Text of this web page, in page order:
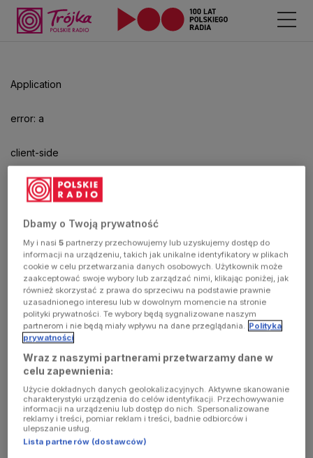
Application
error: a
client-side
exception
has
occurred
(see the
browser
console for
more
information)
Dbamy o Twoją prywatność
My i nasi5 partnerzy przechowujemy lub uzyskujemy dostęp do
informacji na urządzeniu, takich jak unikalne identyfikatory w plikach
cookie w celu przetwarzania danych osobowych. Użytkownik może
zaakceptować swoje wybory lub zarządzać nimi, klikając poniżej, jak
również skorzystać z prawa do sprzeciwu na podstawie prawnie
uzasadnionego interesu lub w dowolnym momencie na stronie
polityki prywatności. Te wybory będą sygnalizowane naszym
partnerom i nie będą miały wpływu na dane przeglądania. Polityka
prywatności
Wraz z naszymi partnerami przetwarzamy dane w
celu zapewnienia:
Użycie dokładnych danych geolokalizacyjnych. Aktywne skanowanie
charakterystyki urządzenia do celów identyfikacji. Przechowywanie
informacji na urządzeniu lub dostęp do nich. Spersonalizowane
reklamy i treści, pomiar reklam i treści, badnie odbiorców i
ulepszanie usług.
Lista partnerów (dostawców)